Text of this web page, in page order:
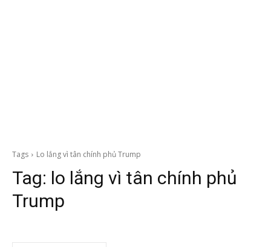
Tags Lo lắng vì tân chính phủ Trump
Tag: lo lắng vì tân chính phủ
Trump